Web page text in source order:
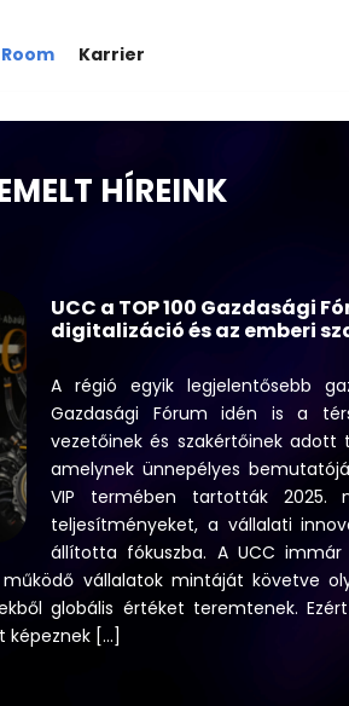
Karrier
HÍREINK
UCC a TOP 100 Gazdasági
digitalizáció és az emberi
A régió egyik legjelentősebb
Gazdasági Fórum idén is a
vezetőinek és szakértőinek adott
amelynek ünnepélyes
VIP termében tartották 2025.
teljesítményeket, a vállalati
állította fókuszba. A UCC
vállalatok mintáját követve
globális értéket teremtenek.
képeznek […]